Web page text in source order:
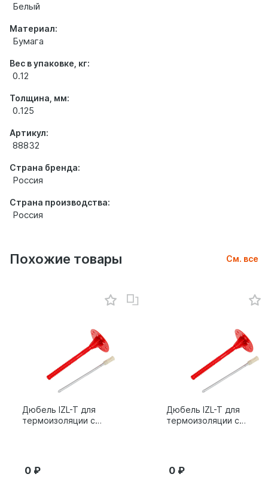
Белый
Материал:
Бумага
Вес в упаковке, кг:
0.12
Толщина, мм:
0.125
Артикул:
88832
Страна бренда:
Россия
Страна производства:
Россия
Похожие товары См. все
Дюбель IZL-T для
термоизоляции с
0
Дюбель IZL-T для
термоизоляции с
0